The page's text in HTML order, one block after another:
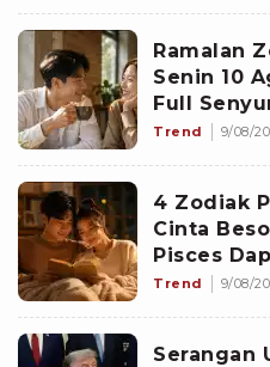
Ramalan
Senin 10
Full
Scorpio
Trend 9/08/
4 Zodiak
Cinta
Pisces
Makin
Trend 9/08/
Serangan